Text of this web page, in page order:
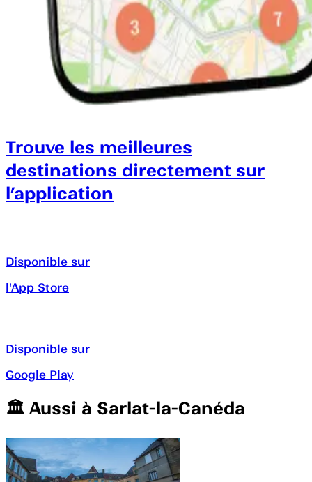
Trouve les meilleures
destinations directement sur
l’application
Disponible sur
l'App Store
Disponible sur
Google Play
🏛️️ Aussi à Sarlat-la-Canéda